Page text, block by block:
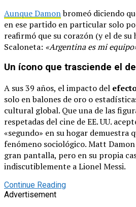
Aunque Damonbromeó diciendo
en ese partido en particular solo
reafirmó que su corazón (y el de
Scaloneta: «Argentina es mi
Un ícono que trasciende el
A sus 39 años, el impacto del
solo en balones de oro o
cultural global. Que una de las
respetadas del cine de EE. UU.
«segundo» en su hogar demuestra
fenómeno sociológico. Matt
gran pantalla, pero en su propia
indiscutiblemente a Lionel Messi.
Continue Reading
Advertisement